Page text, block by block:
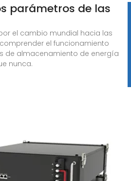
parámetros de las
el cambio mundial hacia las
el funcionamiento
de almacenamiento de energía
nunca.